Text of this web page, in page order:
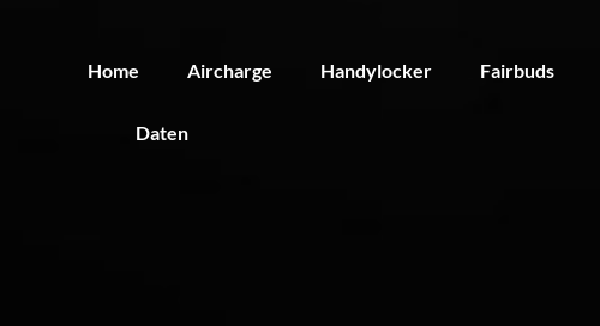
Home Aircharge Handylocker Fairbuds
Daten